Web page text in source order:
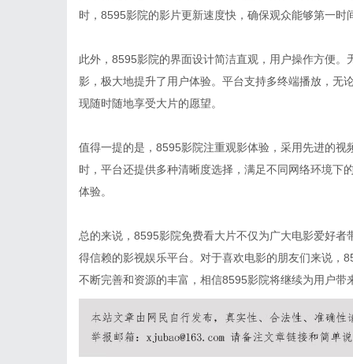
时，8595影院的影片更新速度快，确保观众能够第一时
此外，8595影院的界面设计简洁直观，用户操作方便
影，极大地提升了用户体验。平台支持多终端播放，无
现随时随地享受大片的愿望。
值得一提的是，8595影院注重观影体验，采用先进的
时，平台还提供多种清晰度选择，满足不同网络环境下
体验。
总的来说，8595影院免费看大片不仅为广大电影爱好
得信赖的影视娱乐平台。对于喜欢电影的朋友们来说，
不断完善和资源的丰富，相信8595影院将继续为用户带